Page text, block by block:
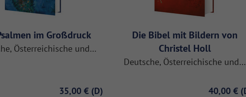
im Großdruck
Österreichische und…
35,00 €
Die Bibel mit Bildern von
Christel Holl
Deutsche, Österreichische und…
40,00 €